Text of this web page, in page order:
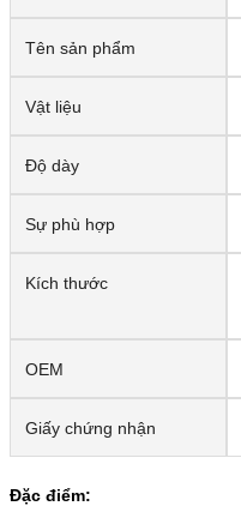
Tên sản phẩm
Vật liệu
Độ dày
Sự phù hợp
Kích thước
OEM
Giấy chứng nhận
Đặc điểm: